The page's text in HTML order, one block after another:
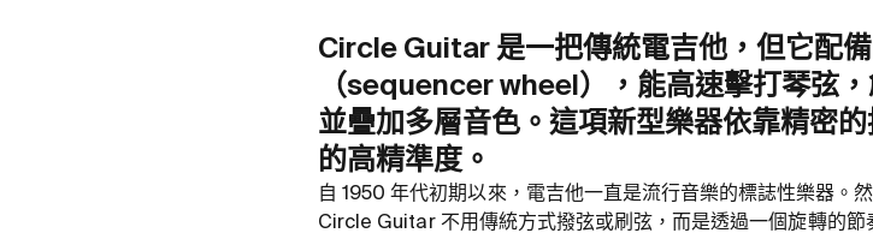
Circle Guitar 是一把傳統電吉他，但它配
（sequencer wheel），能高速擊打琴弦
並疊加多層音色。這項新型樂器依靠精密
的高精準度。
自 1950 年代初期以來，電吉他一直是流行音樂的標誌性樂器。
Circle Guitar 不用傳統方式撥弦或刷弦，而是透過一個旋轉的節